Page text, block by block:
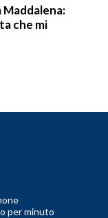
Maddalena:
che mi
per minuto